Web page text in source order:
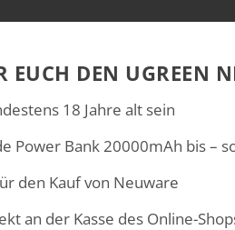
EUCH DEN UGREEN
18 Jahre alt sein
Power Bank 20000mAh bis –
den Kauf von Neuware
an der Kasse des Online-